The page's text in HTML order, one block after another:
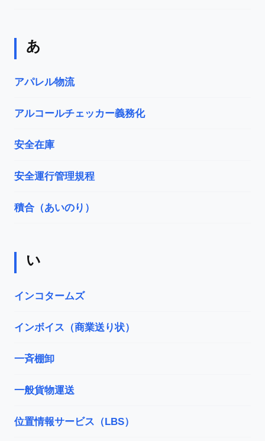
あ
アパレル物流
アルコールチェッカー義務化
安全在庫
安全運行管理規程
積合（あいのり）
い
インコタームズ
インボイス（商業送り状）
一斉棚卸
一般貨物運送
位置情報サービス（LBS）